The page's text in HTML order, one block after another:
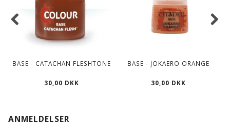
BASE - CATACHAN FLESHTONE
30,00 DKK
BASE - JOKAERO ORANGE
30,00 DKK
ANMELDELSER